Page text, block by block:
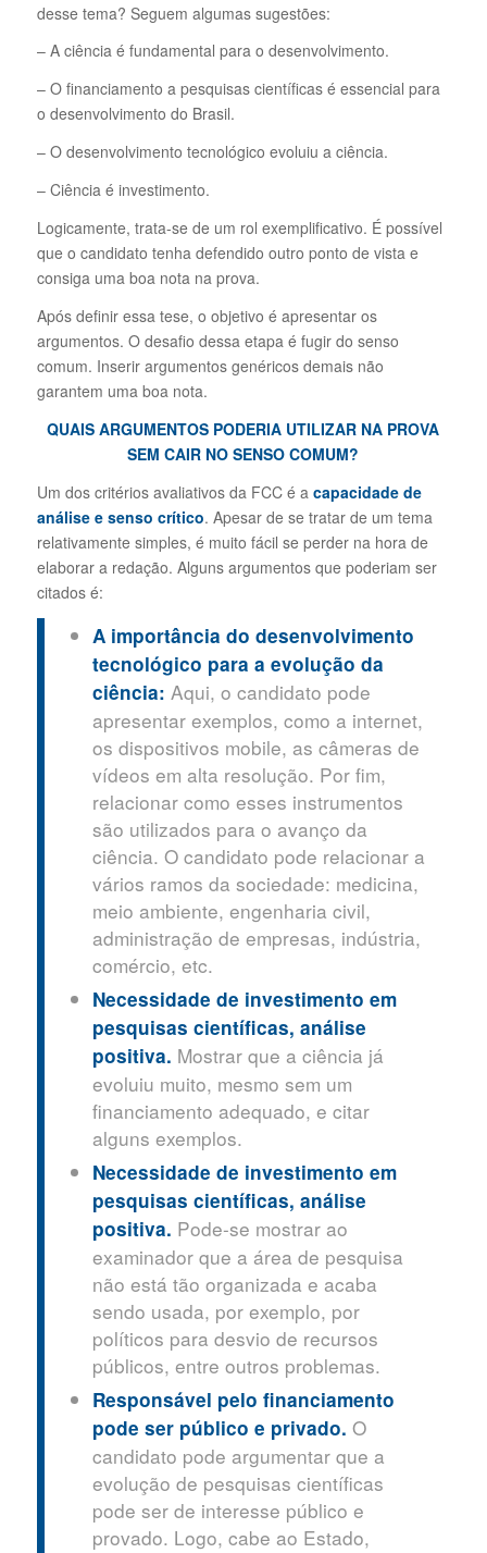
desse tema? Seguem algumas sugestões:
– A ciência é fundamental para o desenvolvimento.
– O financiamento a pesquisas científicas é essencial para
o desenvolvimento do Brasil.
– O desenvolvimento tecnológico evoluiu a ciência.
– Ciência é investimento.
Logicamente, trata-se de um rol exemplificativo. É possível
que o candidato tenha defendido outro ponto de vista e
consiga uma boa nota na prova.
Após definir essa tese, o objetivo é apresentar os
argumentos. O desafio dessa etapa é fugir do senso
comum. Inserir argumentos genéricos demais não
garantem uma boa nota.
QUAIS ARGUMENTOS PODERIA UTILIZAR NA PROVA
SEM CAIR NO SENSO COMUM?
Um dos critérios avaliativos da FCC é a capacidade de
análise e senso crítico. Apesar de se tratar de um tema
relativamente simples, é muito fácil se perder na hora de
elaborar a redação. Alguns argumentos que poderiam ser
citados é:
A importância do desenvolvimento
tecnológico para a evolução da
ciência: Aqui, o candidato pode
apresentar exemplos, como a internet,
os dispositivos mobile, as câmeras de
vídeos em alta resolução. Por fim,
relacionar como esses instrumentos
são utilizados para o avanço da
ciência. O candidato pode relacionar a
vários ramos da sociedade: medicina,
meio ambiente, engenharia civil,
administração de empresas, indústria,
comércio, etc.
Necessidade de investimento em
pesquisas científicas, análise
positiva. Mostrar que a ciência já
evoluiu muito, mesmo sem um
financiamento adequado, e citar
alguns exemplos.
Necessidade de investimento em
pesquisas científicas, análise
positiva. Pode-se mostrar ao
examinador que a área de pesquisa
não está tão organizada e acaba
sendo usada, por exemplo, por
políticos para desvio de recursos
públicos, entre outros problemas.
Responsável pelo financiamento
pode ser público e privado. O
candidato pode argumentar que a
evolução de pesquisas científicas
pode ser de interesse público e
provado. Logo, cabe ao Estado,